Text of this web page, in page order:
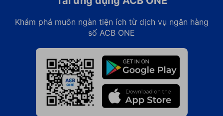
Khám phá muôn ngàn tiện ích từ dịch vụ ngân hàng
số ACB ONE